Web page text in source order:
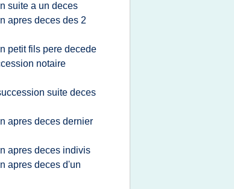
suite a un deces
apres deces des 2
petit fils pere decede
notaire
suite deces
apres deces dernier
apres deces indivis
apres deces d'un